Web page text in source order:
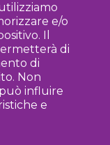
e/o
Il
di
di
Non
influire
e
delle arti visive